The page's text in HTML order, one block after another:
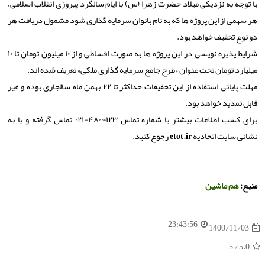
با توجه به نزدیکی میلاد حضرت زهرا (س) با ایام سالگرد پیروزی انقلاب اسلامی،
هر سهمی از این پروژه ها که به نام بانوان سرمایه گذاری شود مشمول دریافت هر
دو نوع تخفیف خواهد بود.
شرایط پذیره نویسی در این پروژه ها به صورت اقساطی و از ۱۰ میلیون تومان تا ۱۰
میلیارد تومان تحت عنوان «طرح جامع سرمایه گذاری ملکی» تعریف شده اند.
مهلت پایانی استفاده از این تخفیفات حداکثر تا ۲۲ بهمن ماه سالجاری بوده و غیر
قابل تمدید خواهد بود.
برای کسب اطلاعات بیشتر با شماره تماس ۴۸۰۰۰۱۲۳-۰۲۱ تماس گرفته و یا به
نشانی سایت اتحادیهetot.ir رجوع کنید.
منبع:هم ماشین
1400/11/03
23:43:56
5.0
/ 5